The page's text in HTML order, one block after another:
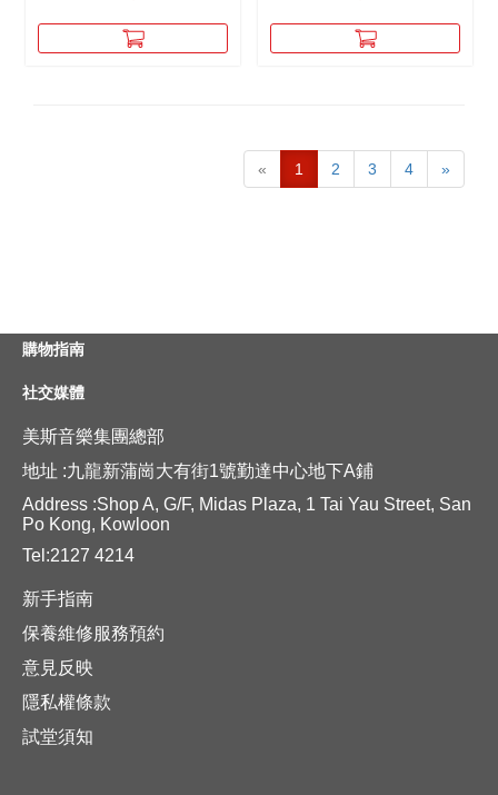
« 1 2 3 4 »
購物指南
社交媒體
美斯音樂集團總部
地址 :九龍新蒲崗大有街1號勤達中心地下A鋪
Address :Shop A, G/F, Midas Plaza, 1 Tai Yau Street, San
Po Kong, Kowloon
Tel:2127 4214
新手指南
保養維修服務預約
意見反映
隱私權條款
試堂須知